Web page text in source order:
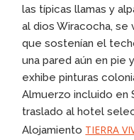
las típicas llamas y
al dios Wiracocha, se
que sostenían el
una pared aún en pie
exhibe pinturas
Almuerzo incluido en
traslado al hotel
Alojamiento TIERRA